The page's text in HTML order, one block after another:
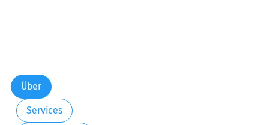
Über
Services